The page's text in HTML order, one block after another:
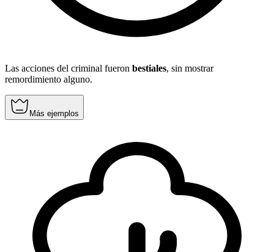
Las acciones del criminal fueron bestiales, sin mostrar
remordimiento alguno.
Más ejemplos